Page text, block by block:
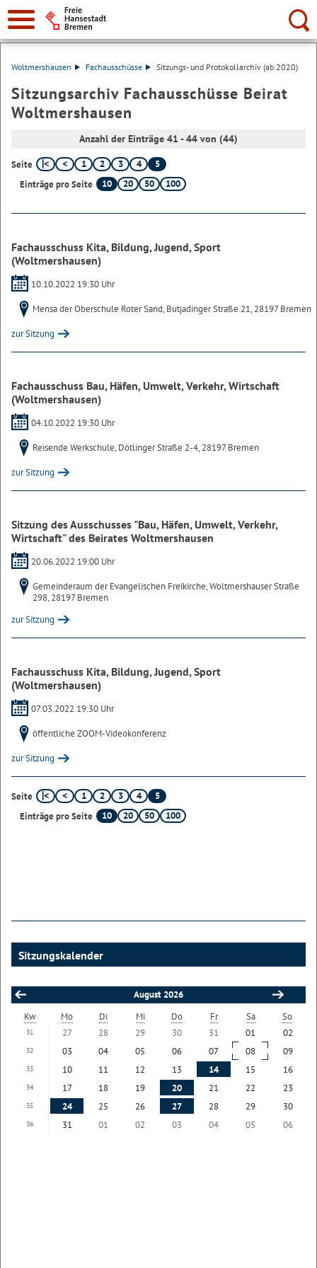
Suche:
Woltmershausen Fachausschüsse Sitzungs- und Protokollarchiv (ab 2020)
Sitzungsarchiv Fachausschüsse Beirat
Woltmershausen
Anzahl der Einträge 41 - 44 von (44)
Seite 1 2 3 4
5
Einträge pro Seite
10 20 50 100
Fachausschuss Kita, Bildung, Jugend, Sport
(Woltmershausen)
10.10.2022 19:30 Uhr
Mensa der Oberschule Roter Sand, Butjadinger Straße 21, 28197 Bremen
zur Sitzung
Fachausschuss Bau, Häfen, Umwelt, Verkehr, Wirtschaft
(Woltmershausen)
04.10.2022 19:30 Uhr
Reisende Werkschule, Dötlinger Straße 2-4, 28197 Bremen
zur Sitzung
Sitzung des Ausschusses "Bau, Häfen, Umwelt, Verkehr,
Wirtschaft" des Beirates Woltmershausen
20.06.2022 19:00 Uhr
Gemeinderaum der Evangelischen Freikirche, Woltmershauser Straße
298, 28197 Bremen
zur Sitzung
Fachausschuss Kita, Bildung, Jugend, Sport
(Woltmershausen)
07.03.2022 19:30 Uhr
öffentliche ZOOM-Videokonferenz
zur Sitzung
Seite 1 2 3 4
5
Einträge pro Seite
10 20 50 100
Sitzungskalender
August 2026
Kw
Mo Di Mi Do Fr Sa So
31 27 28 29 30 31 01 02
32 03 04 05 06 07 08 09
33 10 11 12 13 14 15 16
34 17 18 19 20 21 22 23
35 24 25 26 27 28 29 30
36 31 01 02 03 04 05 06